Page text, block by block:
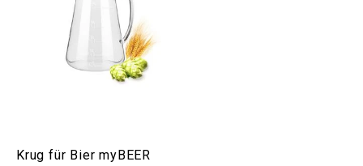
Krug für Bier myBEER